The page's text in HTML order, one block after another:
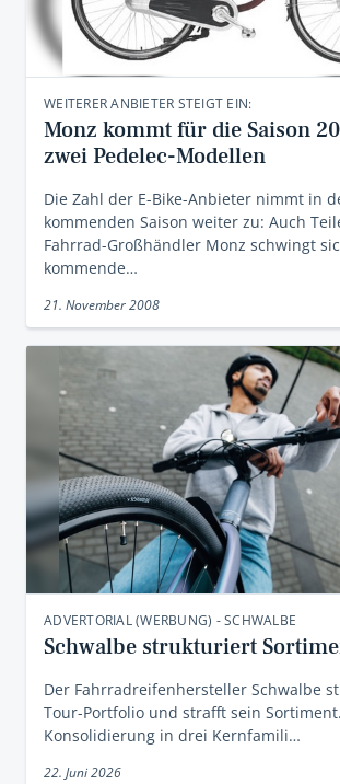
WEITERER ANBIETER STEIGT EIN:
Monz kommt für die Saison
zwei Pedelec-Modellen
Die Zahl der E-Bike-Anbieter nimmt in
kommenden Saison weiter zu: Auch
Fahrrad-Großhändler Monz schwingt
kommende…
21. November 2008
ADVERTORIAL (WERBUNG) - SCHWALBE
Schwalbe strukturiert
Der Fahrradreifenhersteller Schwalbe
Tour-Portfolio und strafft sein
Konsolidierung in drei Kernfamili…
22. Juni 2026